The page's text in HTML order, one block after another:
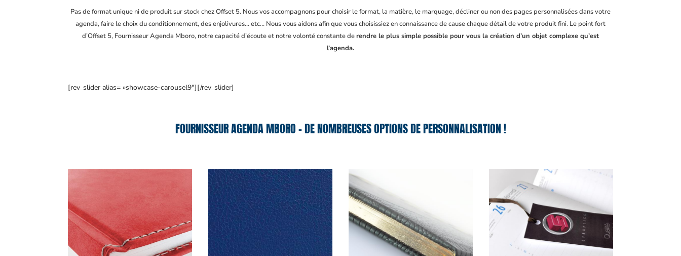
Pas de format unique ni de produit sur stock chez Offset 5. Nous vos accompagnons pour choisir le format, la matière, le marquage, décliner ou non des pages personnalisées dans votre
agenda, faire le choix du conditionnement, des enjolivures… etc… Nous vous aidons afin que vous choisissiez en connaissance de cause chaque détail de votre produit fini. Le point fort
d’Offset 5, Fournisseur Agenda Mboro, notre capacité d’écoute et notre volonté constante derendre le plus simple possible pour vous la création d’un objet complexe qu’est
l’agenda.
[rev_slider alias= »showcase-carousel9″][/rev_slider]
FOURNISSEUR AGENDA MBORO – DE NOMBREUSES OPTIONS DE PERSONNALISATION !